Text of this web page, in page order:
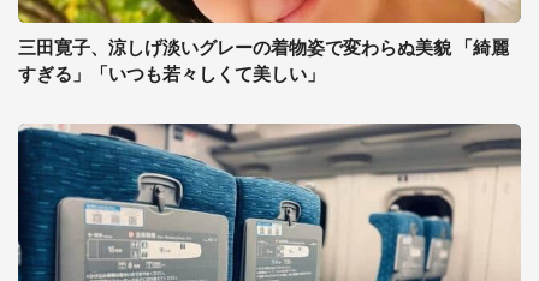
三田寛子、涼しげ淡いグレーの着物姿で変わらぬ美貌 「綺麗
すぎる」「いつも若々しくて美しい」